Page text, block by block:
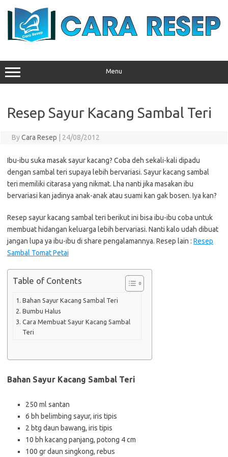
Menu
Resep Sayur Kacang Sambal Teri
ByCara Resep 24/08/2012
Ibu-ibu suka masak sayur kacang? Coba deh sekali-kali dipadu
dengan sambal teri supaya lebih bervariasi. Sayur kacang sambal
teri memiliki citarasa yang nikmat. Lha nanti jika masakan ibu
bervariasi kan jadinya anak-anak atau suami kan gak bosen. Iya kan?
Resep sayur kacang sambal teri berikut ini bisa ibu-ibu coba untuk
membuat hidangan keluarga lebih bervariasi. Nanti kalo udah dibuat
jangan lupa ya ibu-ibu di share pengalamannya. Resep lain : Resep
Sambal Tomat Petai
Table of Contents
Bahan Sayur Kacang Sambal Teri
Bumbu Halus
Cara Membuat Sayur Kacang Sambal
Teri
Bahan Sayur Kacang Sambal Teri
250 ml santan
6 bh belimbing sayur, iris tipis
2 btg daun bawang, iris tipis
10 bh kacang panjang, potong 4 cm
100 gr daun singkong, rebus